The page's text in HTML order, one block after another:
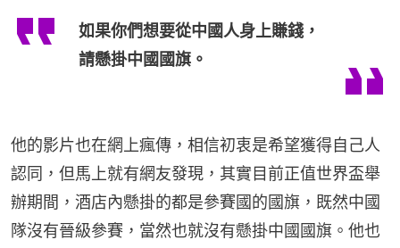
如果你們想要從中國人身上賺錢，
請懸掛中國國旗。
他的影片也在網上瘋傳，相信初衷是希望獲得自己人
認同，但馬上就有網友發現，其實目前正值世界盃舉
辦期間，酒店內懸掛的都是參賽國的國旗，既然中國
隊沒有晉級參賽，當然也就沒有懸掛中國國旗。他也